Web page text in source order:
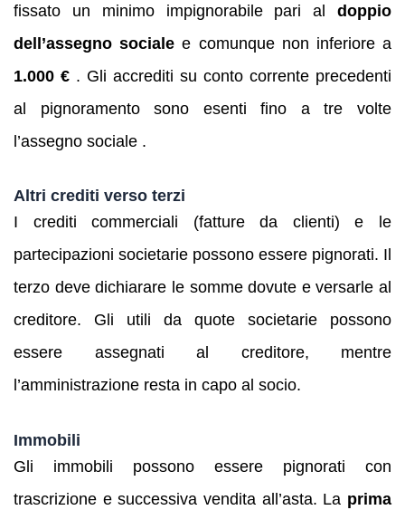
fissato un minimo impignorabile pari al doppio
dell’assegno sociale e comunque non inferiore a
1.000 € . Gli accrediti su conto corrente precedenti
al pignoramento sono esenti fino a tre volte
l’assegno sociale .
Altri crediti verso terzi
I crediti commerciali (fatture da clienti) e le
partecipazioni societarie possono essere pignorati. Il
terzo deve dichiarare le somme dovute e versarle al
creditore. Gli utili da quote societarie possono
essere assegnati al creditore, mentre
l’amministrazione resta in capo al socio.
Immobili
Gli immobili possono essere pignorati con
trascrizione e successiva vendita all’asta. La prima